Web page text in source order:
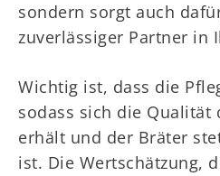
sondern sorgt auch
zuverlässiger Partner in
Wichtig ist, dass die
sodass sich die Qualität
erhält und der Bräter
ist. Die Wertschätzung,